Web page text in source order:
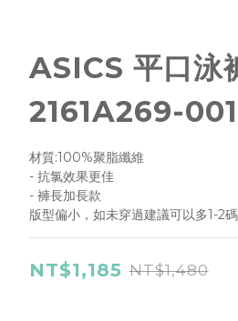
ASICS 平口泳
2161A269-001
材質:100%聚脂纖維
- 抗氯效果更佳
- 褲長加長款
版型偏小，如未穿過建議可以多1-2
NT$1,185 NT$1,480